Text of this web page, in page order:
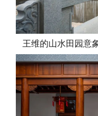
王维的山水田园意